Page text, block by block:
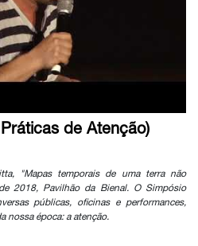
de Atenção)
"Mapas temporais de uma terra não
2018, Pavilhão da Bienal. O Simpósio
públicas, oficinas e performances,
nossa época: a atenção.